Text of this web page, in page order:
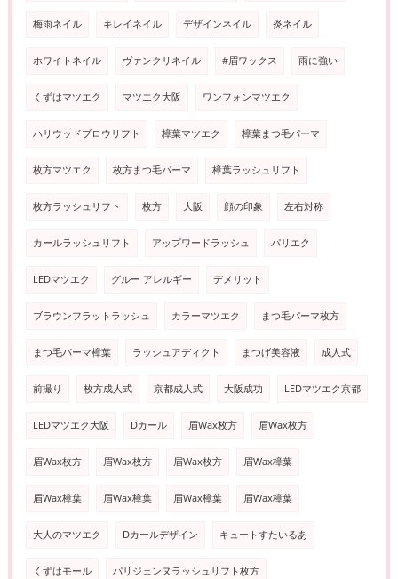
梅雨ネイル キレイネイル デザインネイル 炎ネイル
ホワイトネイル ヴァンクリネイル #眉ワックス 雨に強い
くずはマツエク マツエク大阪 ワンフォンマツエク
ハリウッドブロウリフト 樟葉マツエク 樟葉まつ毛パーマ
枚方マツエク 枚方まつ毛パーマ 樟葉ラッシュリフト
枚方ラッシュリフト 枚方 大阪 顔の印象 左右対称
カールラッシュリフト アップワードラッシュ パリエク
LEDマツエク グルー アレルギー デメリット
ブラウンフラットラッシュ カラーマツエク まつ毛パーマ枚方
まつ毛パーマ樟葉 ラッシュアディクト まつげ美容液 成人式
前撮り 枚方成人式 京都成人式 大阪成功 LEDマツエク京都
LEDマツエク大阪 Dカール 眉Wax枚方 眉Wax枚方
眉Wax枚方 眉Wax枚方 眉Wax枚方 眉Wax樟葉
眉Wax樟葉 眉Wax樟葉 眉Wax樟葉 眉Wax樟葉
大人のマツエク Dカールデザイン キュートすたいるあ
くずはモール パリジェンヌラッシュリフト枚方